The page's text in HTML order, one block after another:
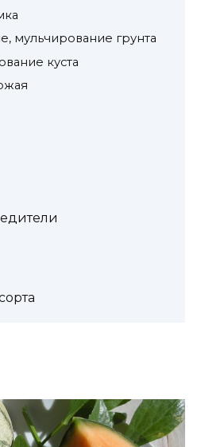
мульчирование грунта
куста